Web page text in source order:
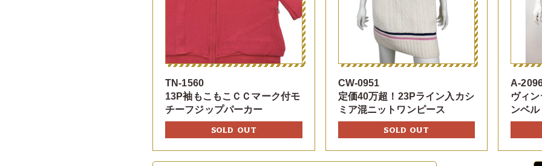
TN-1560
13P袖もこもこＣＣマーク付モ
チーフジップパーカー
SOLD OUT
CW-0951
定価40万超！23Pライン入カシ
ミア混ニットワンピース
SOLD OUT
A-
ヴィ
ンベ